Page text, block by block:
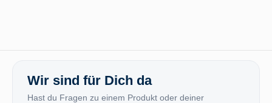
Wir sind für Dich da
Hast du Fragen zu einem Produkt oder deiner